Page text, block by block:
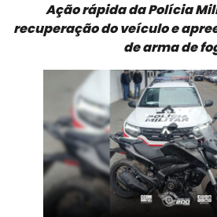
Ação rápida da Polícia
recuperação do veículo e
de arma de